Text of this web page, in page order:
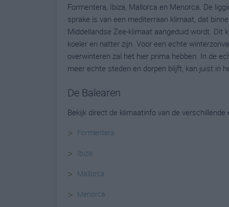
Formentera, Ibiza, Mallorca en Menorca. De
sprake is van een mediterraan klimaat, dat
Middellandse Zee-klimaat aangeduid wordt.
koeler en natter zijn. Voor een echte
overwinteren zal het hier prima hebben. In de
meer echte steden en dorpen blijft, kan juist in
De Balearen
Bekijk direct de klimaatinfo van de
> Formentera
> Ibiza
> Mallorca
> Menorca